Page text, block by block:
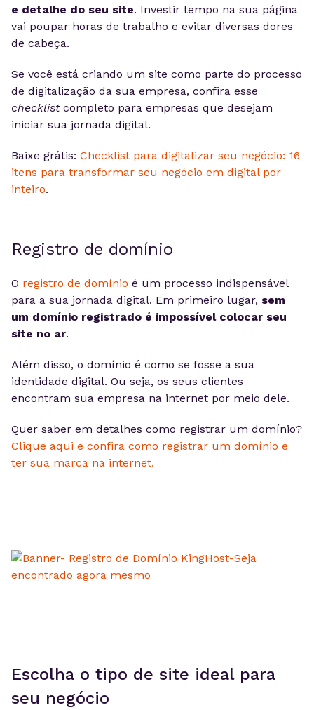
e detalhe do seu site. Investir tempo na sua página
vai poupar horas de trabalho e evitar diversas dores
de cabeça.
Se você está criando um site como parte do processo
de digitalização da sua empresa, confira esse
checklist completo para empresas que desejam
iniciar sua jornada digital.
Baixe grátis: Checklist para digitalizar seu negócio: 16
itens para transformar seu negócio em digital por
inteiro.
Registro de domínio
O registro de domínio é um processo indispensável
para a sua jornada digital. Em primeiro lugar, sem
um domínio registrado é impossível colocar seu
site no ar.
Além disso, o domínio é como se fosse a sua
identidade digital. Ou seja, os seus clientes
encontram sua empresa na internet por meio dele.
Quer saber em detalhes como registrar um domínio?
Clique aqui e confira como registrar um domínio e
ter sua marca na internet.
Escolha o tipo de site ideal para
seu negócio